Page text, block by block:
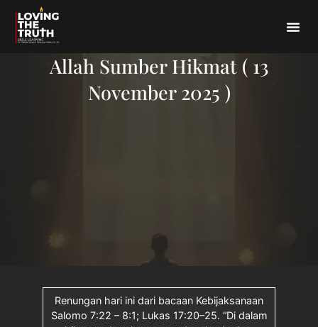
Allah Sumber Hikmat ( 13
November 2025 )
Renungan hari ini dari bacaan Kebijaksanaan
Salomo 7:22 – 8:1; Lukas 17:20–25. “Di dalam